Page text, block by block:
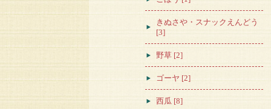
きぬさや・スナックえんどう
[3]
野草 [2]
ゴーヤ [2]
西瓜 [8]